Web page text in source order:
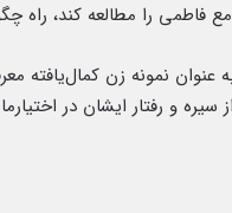
را مطالعه کند، راه
نمونه زن
و رفتار ایشان در